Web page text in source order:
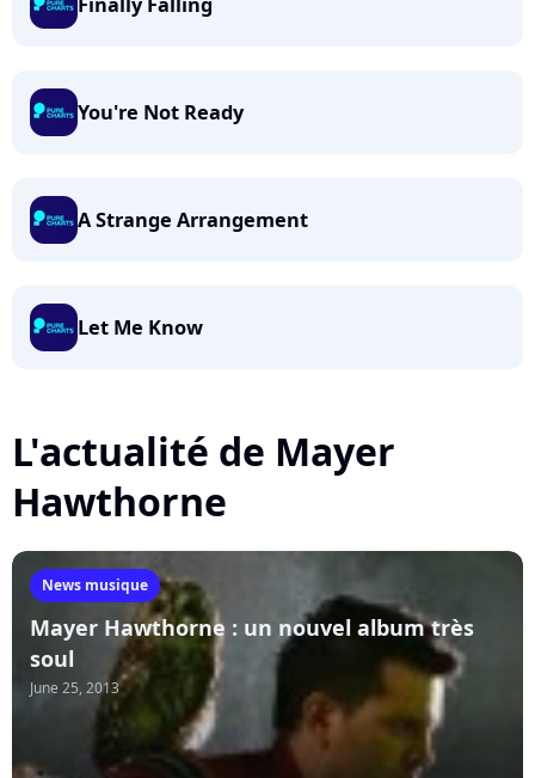
You're Not Ready
A Strange Arrangement
Let Me Know
L'actualité de Mayer
Hawthorne
News musique
Mayer Hawthorne : un nouvel album très
soul
June 25, 2013